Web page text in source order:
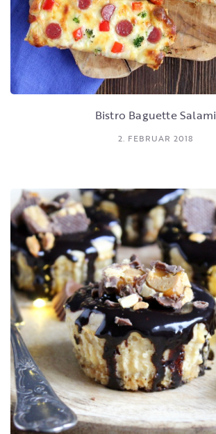
Bistro Baguette Salami
2. FEBRUAR 2018